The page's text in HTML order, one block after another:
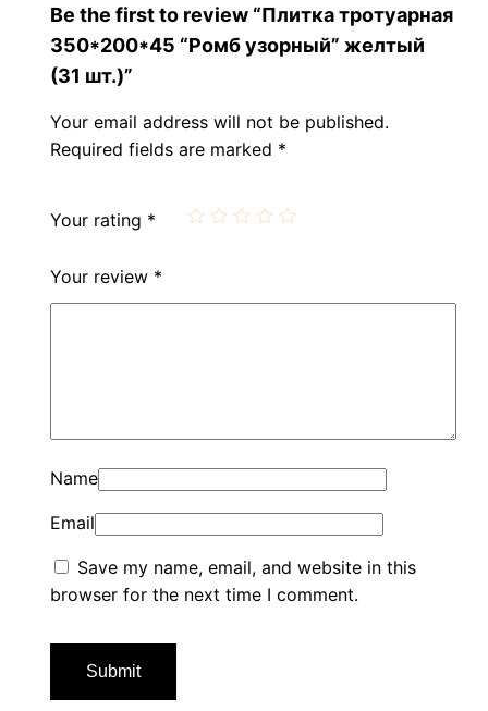
Be the first to review “Плитка тротуарная
350*200*45 “Ромб узорный” желтый
(31 шт.)”
Your email address will not be published.
Required fields are marked *
Your rating *
Your review *
Name
Email
Save my name, email, and website in this
browser for the next time I comment.